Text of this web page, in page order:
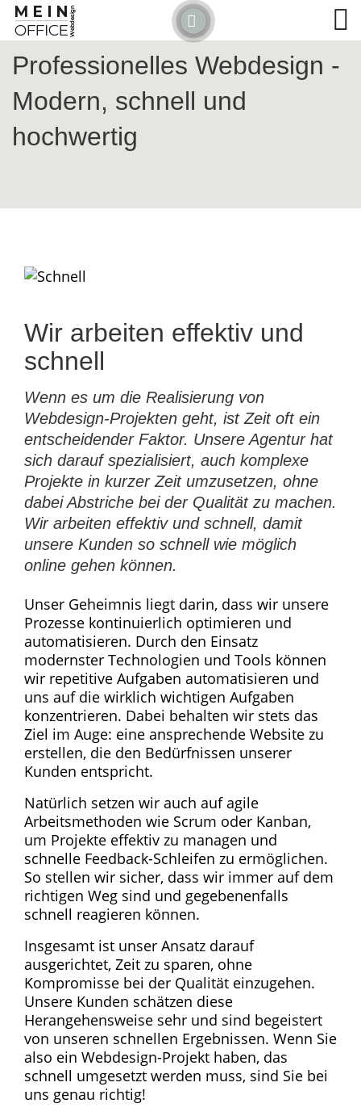
Professionelles Webdesign -
Modern, schnell und
hochwertig
Wir arbeiten effektiv und
schnell
Wenn es um die Realisierung von
Webdesign-Projekten geht, ist Zeit oft ein
entscheidender Faktor. Unsere Agentur hat
sich darauf spezialisiert, auch komplexe
Projekte in kurzer Zeit umzusetzen, ohne
dabei Abstriche bei der Qualität zu machen.
Wir arbeiten effektiv und schnell, damit
unsere Kunden so schnell wie möglich
online gehen können.
Unser Geheimnis liegt darin, dass wir unsere
Prozesse kontinuierlich optimieren und
automatisieren. Durch den Einsatz
modernster Technologien und Tools können
wir repetitive Aufgaben automatisieren und
uns auf die wirklich wichtigen Aufgaben
konzentrieren. Dabei behalten wir stets das
Ziel im Auge: eine ansprechende Website zu
erstellen, die den Bedürfnissen unserer
Kunden entspricht.
Natürlich setzen wir auch auf agile
Arbeitsmethoden wie Scrum oder Kanban,
um Projekte effektiv zu managen und
schnelle Feedback-Schleifen zu ermöglichen.
So stellen wir sicher, dass wir immer auf dem
richtigen Weg sind und gegebenenfalls
schnell reagieren können.
Insgesamt ist unser Ansatz darauf
ausgerichtet, Zeit zu sparen, ohne
Kompromisse bei der Qualität einzugehen.
Unsere Kunden schätzen diese
Herangehensweise sehr und sind begeistert
von unseren schnellen Ergebnissen. Wenn Sie
also ein Webdesign-Projekt haben, das
schnell umgesetzt werden muss, sind Sie bei
uns genau richtig!